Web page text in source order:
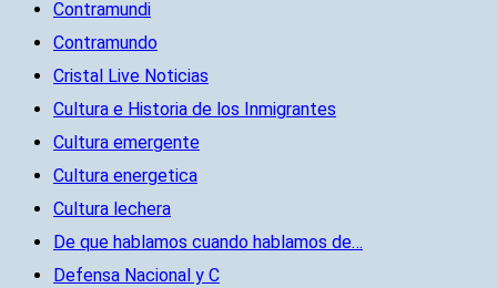
Contramundi
Contramundo
Cristal Live Noticias
Cultura e Historia de los Inmigrantes
Cultura emergente
Cultura energetica
Cultura lechera
De que hablamos cuando hablamos de…
Defensa Nacional y C